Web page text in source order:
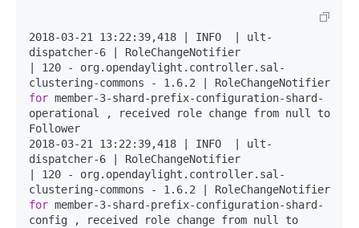
2018-03-21 13:22:39,418 | INFO  | ult-
dispatcher-6 | RoleChangeNotifier
| 120 - org.opendaylight.controller.sal-
for member-3-shard-prefix-configuration-shard-
operational , received role change from null to
Follower
2018-03-21 13:22:39,418 | INFO  | ult-
dispatcher-6 | RoleChangeNotifier
| 120 - org.opendaylight.controller.sal-
for member-3-shard-prefix-configuration-shard-
config , received role change from null to